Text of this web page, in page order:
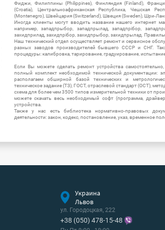
Фиджи, Филиппины (Philippines), Финляндия (Finland),
(Croatia), Центральноафриканская Республика, Чешская
(Montenegro), Швейцария (Switzerland), Швеция (Sweden), Шри-
Иногда клиенты могут вводить название нашего интернет
например, западпрыбор, западпрылад, западпрібор,
захидприлад, захидпрібор, захидпрыбор, захидпрылад.
Наш технический отдел осуществляет ремонт и сервисное
разных заводов производителей бывшего СССР и СНГ.
процедуры: калибровка, тарирование, градуирование,
Если Вы можете сделать ремонт устройства
полный комплект необходимой технической документации:
располагаем обширной базой технических и
техническое задание (ТЗ), ГОСТ, отраслевой стандарт (ОСТ),
схема для более чем 3500 типов измерительной техники от
можете скачать весь необходимый софт (программа,
устройства.
Также у нас есть библиотека нормативно-правовых
деятельности: закон, кодекс, постановление, указ, временное
Украина
Львов
ул. Городоцкая, 222
+38 (050) 478-15-48